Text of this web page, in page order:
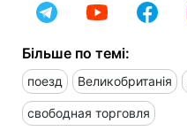
Більше по темі:
поезд Великобританія
свободная торговля